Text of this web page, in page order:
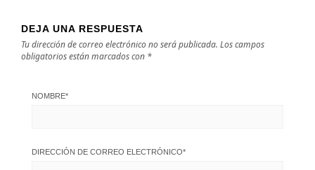
DEJA UNA RESPUESTA
Tu dirección de correo electrónico no será publicada. Los campos
obligatorios están marcados con *
NOMBRE*
DIRECCIÓN DE CORREO ELECTRÓNICO*